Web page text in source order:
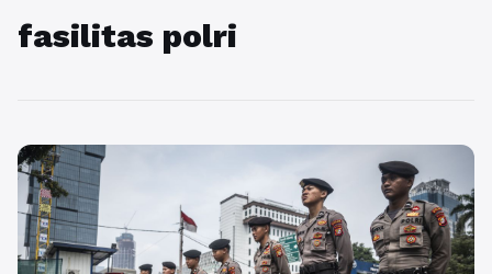
fasilitas polri